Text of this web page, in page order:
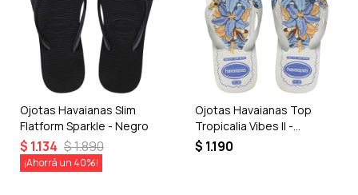
Ojotas Havaianas Slim
Flatform Sparkle - Negro
$ 1.134 $1.890
40
Ojotas Havaianas Top
Tropicalia Vibes II -
Blanco
$ 1.190